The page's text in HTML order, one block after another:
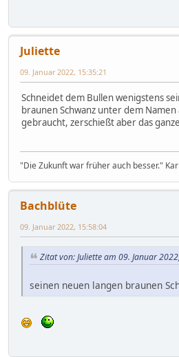
Juliette
09. Januar 2022, 15:35:21
Schneidet dem Bullen wenigstens
braunen Schwanz unter dem
gebraucht, zerschießt aber das
"Die Zukunft war früher auch besser."
Bachblüte
09. Januar 2022, 15:58:04
Zitat von: Juliette am 09. Januar
seinen neuen langen braunen